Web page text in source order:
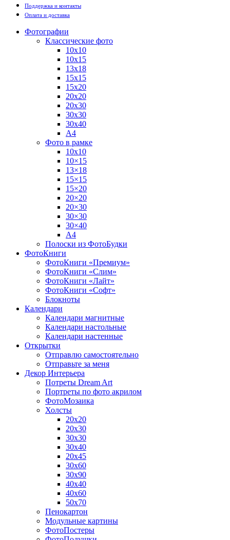
Поддержка и контакты
Оплата и доставка
Фотографии
Классические фото
10х10
10х15
13х18
15х15
15х20
20х20
20х30
30х30
30х40
А4
Фото в рамке
10х10
10×15
13×18
15×15
15×20
20×20
20×30
30×30
30×40
A4
Полоски из ФотоБудки
ФотоКниги
ФотоКниги «Премиум»
ФотоКниги «Слим»
ФотоКниги «Лайт»
ФотоКниги «Софт»
Блокноты
Календари
Календари магнитные
Календари настольные
Календари настенные
Открытки
Отправлю самостоятельно
Отправьте за меня
Декор Интерьера
Потреты Dream Art
Портреты по фото акрилом
ФотоМозаика
Холсты
20х20
20х30
30х30
30х40
20х45
30х60
30х90
40х40
40х60
50х70
Пенокартон
Модульные картины
ФотоПостеры